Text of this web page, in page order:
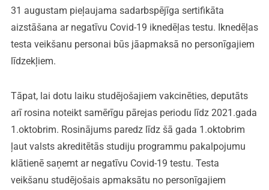
31 augustam pieļaujama sadarbspējīga sertifikāta
aizstāšana ar negatīvu Covid-19 iknedēļas testu. Iknedēļas
testa veikšanu personai būs jāapmaksā no personīgajiem
līdzekļiem.
Tāpat, lai dotu laiku studējošajiem vakcinēties, deputāts
arī rosina noteikt samērīgu pārejas periodu līdz 2021.gada
1.oktobrim. Rosinājums paredz līdz šā gada 1.oktobrim
ļaut valsts akreditētās studiju programmu pakalpojumu
klātienē saņemt ar negatīvu Covid-19 testu. Testa
veikšanu studējošais apmaksātu no personīgajiem